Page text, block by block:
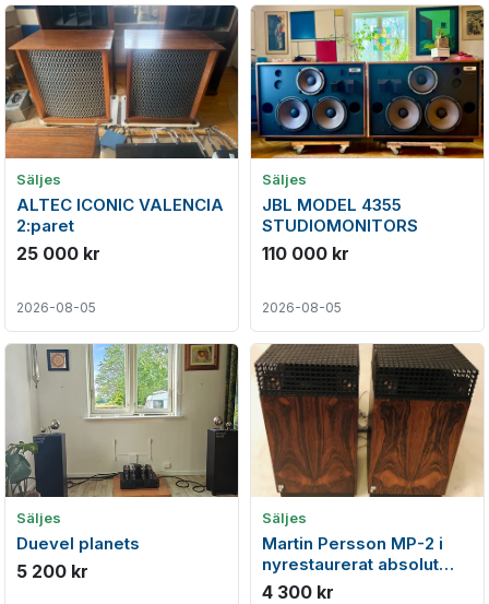
Säljes
ALTEC ICONIC VALENCIA
2:paret
25 000 kr
2026-08-05
Säljes
JBL MODEL 4355
STUDIOMONITORS
110 000 kr
2026-08-05
Säljes
Duevel planets
5 200 kr
Säljes
Martin Persson MP-2 i
nyrestaurerat absolut
toppskick
4 300 kr